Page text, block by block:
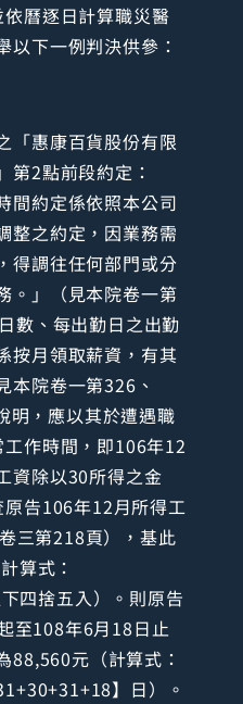
曆逐日計算職災醫
以下一例判決供參：
「惠康百貨股份有限
第2點前段約定：
間約定係依照本公司
整之約定，因業務需
得調往任何部門或分
。」（見本院卷一第
數、每出勤日之出勤
按月領取薪資，有其
本院卷一第326、
明，應以其於遭遇職
作時間，即106年12
資除以30所得之金
告106年12月所得工
三第218頁），基此
算式：
四捨五入）。則原告
至108年6月18日止
88,560元（計算式：
】日）。